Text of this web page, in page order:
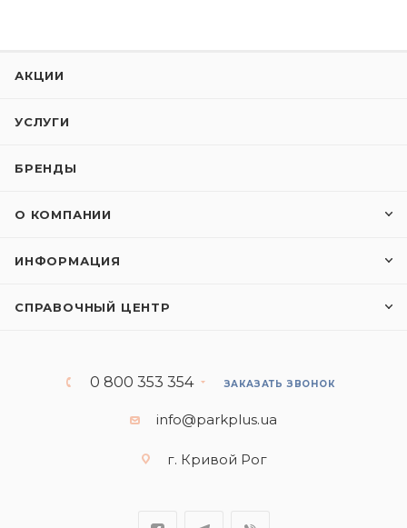
АКЦИИ
УСЛУГИ
БРЕНДЫ
О КОМПАНИИ
ИНФОРМАЦИЯ
СПРАВОЧНЫЙ ЦЕНТР
0 800 353 354 ЗАКАЗАТЬ ЗВОНОК
info@parkplus.ua
г. Кривой Рог